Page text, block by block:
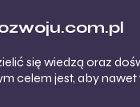
się wiedzą oraz
celem jest, aby